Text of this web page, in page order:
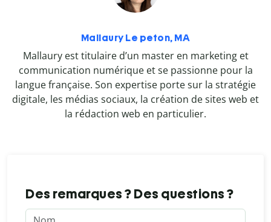
Mallaury Le peton, MA
Mallaury est titulaire d’un master en marketing et
communication numérique et se passionne pour la
langue française. Son expertise porte sur la stratégie
digitale, les médias sociaux, la création de sites web et
la rédaction web en particulier.
Des remarques ? Des questions ?